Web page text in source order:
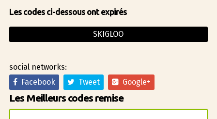
Les codes ci-dessous ont expirés
SKIGLOO
social networks:
Facebook
Tweet Google+
Les Meilleurs codes remise